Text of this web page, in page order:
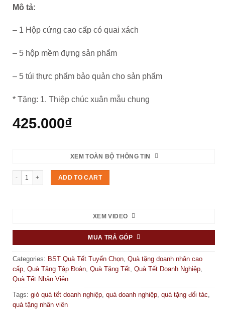
Mô tả:
– 1 Hộp cứng cao cấp có quai xách
– 5 hộp mềm đựng sản phẩm
– 5 túi thực phẩm bảo quản cho sản phẩm
* Tặng: 1. Thiệp chúc xuân mẫu chung
425.000₫
XEM TOÀN BỘ THÔNG TIN
ADD TO CART
XEM VIDEO
MUA TRẢ GÓP
Categories: BST Quà Tết Tuyển Chọn, Quà tặng doanh nhân cao
cấp, Quà Tặng Tập Đoàn, Quà Tặng Tết, Quà Tết Doanh Nghiệp,
Quà Tết Nhân Viên
Tags: giỏ quà tết doanh nghiệp, quà doanh nghiệp, quà tặng đối tác,
quà tặng nhân viên